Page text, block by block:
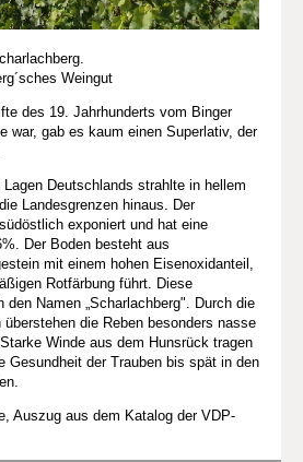
Weingut
des 19. Jahrhunderts vom Binger
war, gab es kaum einen Superlativ, der
Deutschlands strahlte in hellem
Landesgrenzen hinaus. Der
exponiert und hat eine
Der Boden besteht aus
mit einem hohen Eisenoxidanteil,
Rotfärbung führt. Diese
den Namen „Scharlachberg". Durch die
die Reben besonders nasse
Winde aus dem Hunsrück tragen
Gesundheit der Trauben bis spät in den
Auszug aus dem Katalog der VDP-